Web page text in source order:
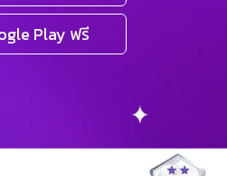
Play ฟรี